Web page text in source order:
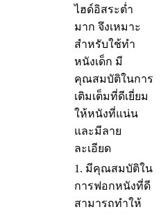
ไฮด์อิสระต่ำ
มาก จึงเหมาะ
สำหรับใช้ทำ
หนังเด็ก มี
คุณสมบัติในการ
เติมเต็มที่ดีเยี่ยม
ให้หนังที่แน่น
และมีลาย
ละเอียด
1. มีคุณสมบัติใน
การฟอกหนังที่ดี
สามารถทำให้